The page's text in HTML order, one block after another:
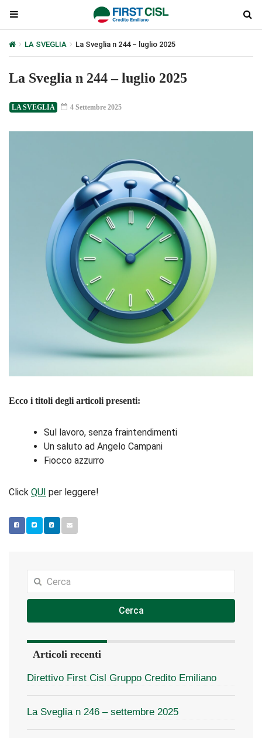
LA SVEGLIA La Sveglia n 244 – luglio 2025
La Sveglia n 244 – luglio 2025
LA SVEGLIA 4 Settembre 2025
Ecco i titoli degli articoli presenti:
Sul lavoro, senza fraintendimenti
Un saluto ad Angelo Campani
Fiocco azzurro
Click QUI per leggere!
Cerca
Articoli recenti
Direttivo First Cisl Gruppo Credito Emiliano
La Sveglia n 246 – settembre 2025